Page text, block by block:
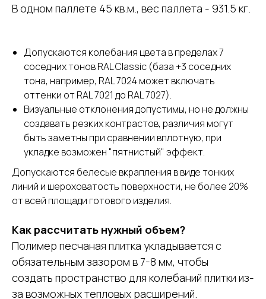
В одном паллете 45 кв.м., вес паллета - 931.5 кг.
Допускаются колебания цвета в пределах 7
соседних тонов RAL Classic (база +3 соседних
тона, например, RAL 7024 может включать
оттенки от RAL 7021 до RAL 7027).
Визуальные отклонения допустимы, но не должны
создавать резких контрастов, различия могут
быть заметны при сравнении вплотную, при
укладке возможен "пятнистый" эффект.
Допускаются белесые вкрапления в виде тонких
линий и шероховатость поверхности, не более 20%
от всей площади готового изделия.
Как рассчитать нужный объем?
Полимер песчаная плитка укладывается с
обязательным зазором в 7-8 мм, чтобы
создать пространство для колебаний плитки из-
за возможных тепловых расширений.